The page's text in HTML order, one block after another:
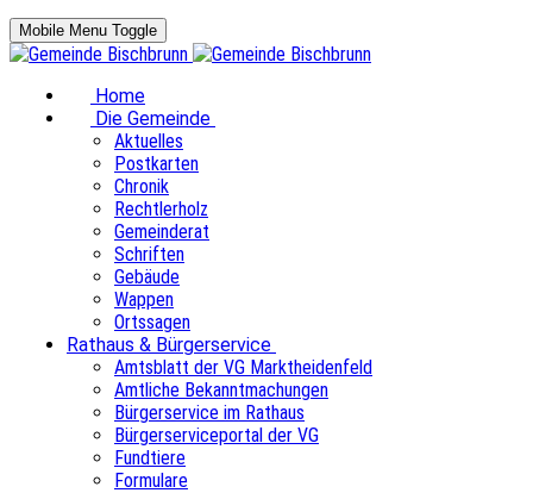
Mobile Menu Toggle
Home
Die Gemeinde
Aktuelles
Postkarten
Chronik
Rechtlerholz
Gemeinderat
Schriften
Gebäude
Wappen
Ortssagen
Rathaus & Bürgerservice
Amtsblatt der VG Marktheidenfeld
Amtliche Bekanntmachungen
Bürgerservice im Rathaus
Bürgerserviceportal der VG
Fundtiere
Formulare